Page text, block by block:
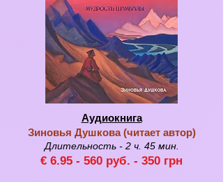
Аудиокнига
Зиновья Душкова (читает автор)
Длительность - 2 ч. 45 мин.
€ 6.95 - 560 руб. - 350 грн